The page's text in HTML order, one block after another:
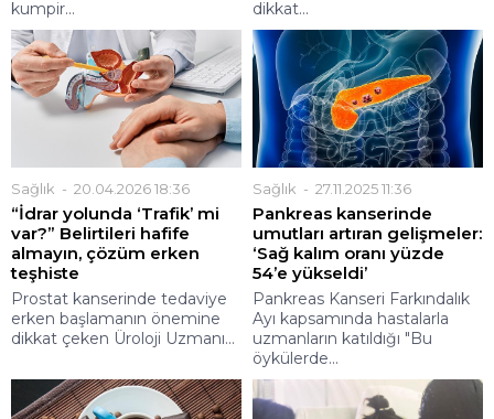
kumpir... dikkat...
Sağlık 20.04.2026 18:36
“İdrar yolunda ‘Trafik’ mi
var?” Belirtileri hafife
almayın, çözüm erken
teşhiste
Prostat kanserinde tedaviye
erken başlamanın önemine
dikkat çeken Üroloji Uzmanı...
Sağlık 27.11.2025 11:36
Pankreas kanserinde
umutları artıran gelişmeler:
‘Sağ kalım oranı yüzde
54’e yükseldi’
Pankreas Kanseri Farkındalık
Ayı kapsamında hastalarla
uzmanların katıldığı "Bu
öykülerde...